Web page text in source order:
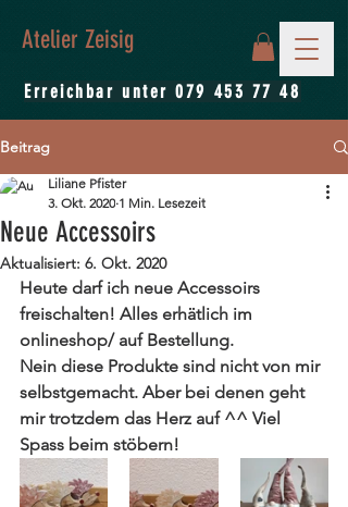
Erreichbar unter079 453 77 48
Atelier Zeisig
Beitrag
Neue Accessoirs
Liliane Pfister
3. Okt. 2020 1 Min. Lesezeit
Aktualisiert: 6. Okt. 2020
Heute darf ich neue Accessoirs
freischalten! Alles erhätlich im
onlineshop/ auf Bestellung.
Nein diese Produkte sind nicht von mir
selbstgemacht. Aber bei denen geht
mir trotzdem das Herz auf ^^ Viel
Spass beim stöbern!